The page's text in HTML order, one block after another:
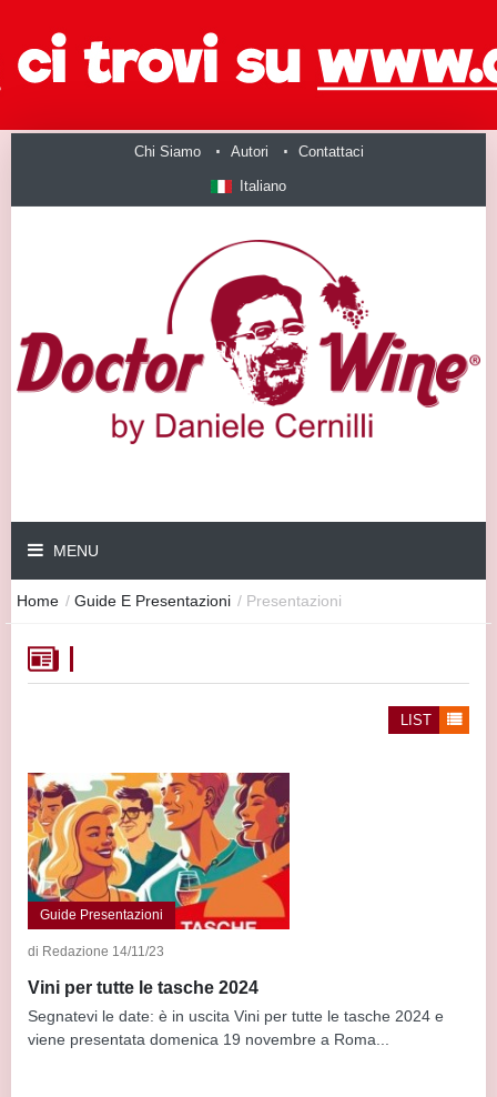
Chi Siamo Autori Contattaci
Italiano
MENU
Home / Guide E Presentazioni / Presentazioni
LIST
Guide Presentazioni
di Redazione 14/11/23
Vini per tutte le tasche 2024
Segnatevi le date: è in uscita Vini per tutte le tasche 2024 e
viene presentata domenica 19 novembre a Roma...